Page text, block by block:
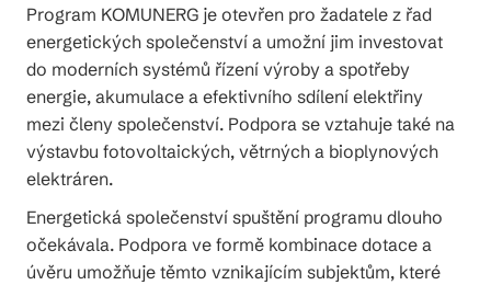
Program KOMUNERG je otevřen pro žadatele z řad
energetických společenství a umožní jim investovat
do moderních systémů řízení výroby a spotřeby
energie, akumulace a efektivního sdílení elektřiny
mezi členy společenství. Podpora se vztahuje také na
výstavbu fotovoltaických, větrných a bioplynových
elektráren.
Energetická společenství spuštění programu dlouho
očekávala. Podpora ve formě kombinace dotace a
úvěru umožňuje těmto vznikajícím subjektům, které